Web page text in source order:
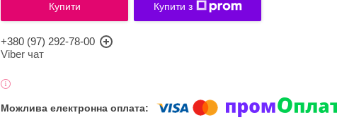
Купити Купити з
+380 (97) 292-78-00
Viber чат